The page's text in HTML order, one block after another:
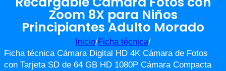
Zoom 8X para Niños
Principiantes Adulto Morado
Inicio/Ficha técnica/
Ficha técnica Cámara Digital HD 4K Cámara de Fotos
con Tarjeta SD de 64 GB HD 1080P Cámara Compacta